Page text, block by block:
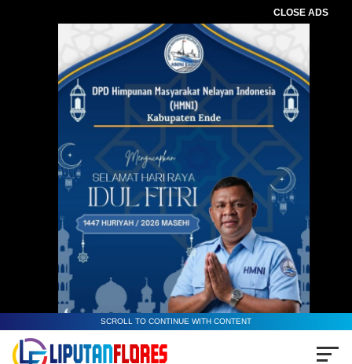
CLOSE ADS
SCROLL TO CONTINUE WITH CONTENT